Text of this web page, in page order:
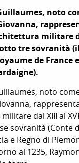
noto
militare
tre sovranità
de France
noto
dal XIII al
sovranità (Conte
e Regno di
al 1235,